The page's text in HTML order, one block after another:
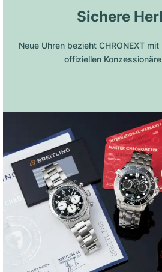
Sichere
Neue Uhren bezieht CHRONEXT
offiziellen